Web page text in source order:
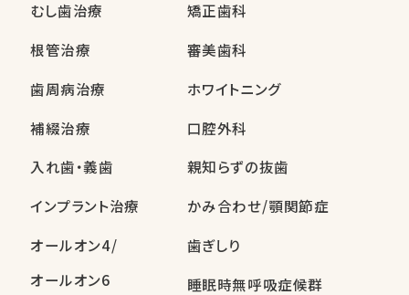
むし歯治療
根管治療
歯周病治療
補綴治療
入れ歯・義歯
インプラント治療
オールオン4/
オールオン6
矯正歯科
審美歯科
ホワイトニング
口腔外科
親知らずの抜歯
かみ合わせ/顎関節症
歯ぎしり
睡眠時無呼吸症候群